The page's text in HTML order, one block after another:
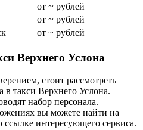
от ~ рублей
от ~ рублей
от ~ рублей
Верхнего Услона
стоит рассмотреть
в такси Верхнего Услона.
набор персонала.
вы можете найти на
интересующего сервиса.